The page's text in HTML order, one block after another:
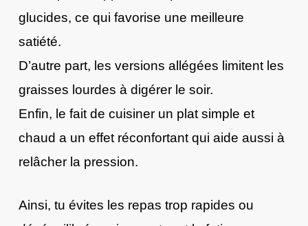
glucides, ce qui favorise une meilleure
satiété.
D’autre part, les versions allégées limitent les
graisses lourdes à digérer le soir.
Enfin, le fait de cuisiner un plat simple et
chaud a un effet réconfortant qui aide aussi à
relâcher la pression.
Ainsi, tu évites les repas trop rapides ou